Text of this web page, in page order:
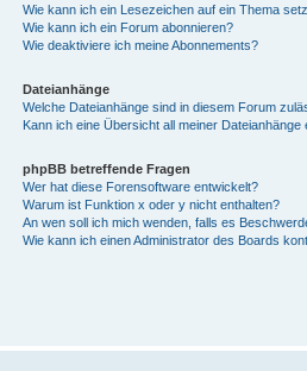
Wie kann ich ein Lesezeichen auf ein Thema
Wie kann ich ein Forum abonnieren?
Wie deaktiviere ich meine Abonnements?
Dateianhänge
Welche Dateianhänge sind in diesem Forum
Kann ich eine Übersicht all meiner Dateianhänge
phpBB betreffende Fragen
Wer hat diese Forensoftware entwickelt?
Warum ist Funktion x oder y nicht enthalten?
An wen soll ich mich wenden, falls es
Wie kann ich einen Administrator des Boards